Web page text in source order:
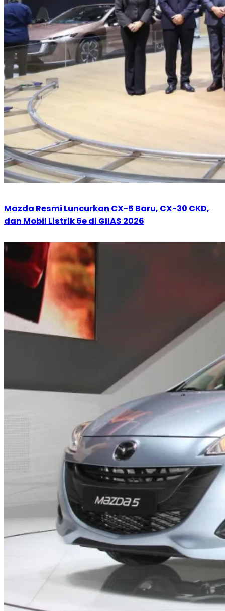
Mazda Resmi Luncurkan CX-5 Baru, CX-30 CKD,
dan Mobil Listrik 6e di GIIAS 2026